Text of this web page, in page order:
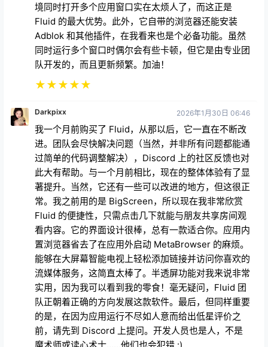
境同时打开多个应用窗口实在太烦人了，而这正是
Fluid 的最大优势。此外，它自带的浏览器还能安装
Adblok 和其他插件，在我看来也是个必备功能。虽然
同时运行多个窗口时偶尔会有些卡顿，但它是由专业团
队开发的，而且更新频繁。加油！
★★★★★
Darkpixx 2026年1月30日 06:46
我一个月前购买了 Fluid，从那以后，它一直在不断改
进。团队会尽快解决问题（当然，并非所有问题都能通
过简单的代码调整解决），Discord 上的社区反馈也对
此大有帮助。与一个月前相比，现在的整体体验有了显
著提升。当然，它还有一些可以改进的地方，但这很正
常。我之前用的是 BigScreen，所以现在我非常欣赏
Fluid 的便捷性，只需点击几下就能与朋友共享房间观
看内容。它的界面设计很棒，总有一款适合你。应用内
置浏览器省去了在应用外启动 MetaBrowser 的麻烦。
能够在大屏幕智能电视上轻松添加链接并访问你喜欢的
流媒体服务，这简直太棒了。半透屏功能对我来说非常
实用，因为我可以看到我的零食！毫无疑问，Fluid 团
队正朝着正确的方向发展这款软件。最后，但同样重要
的是，在因为应用运行不尽如人意而给出低星评价之
前，请先到 Discord 上提问。开发人员也是人，不是